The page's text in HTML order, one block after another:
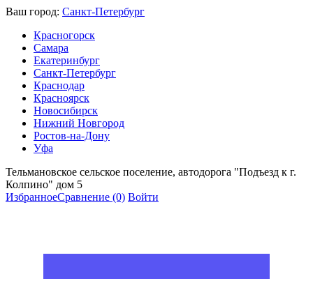
Ваш город: Санкт-Петербург
Красногорск
Самара
Екатеринбург
Санкт-Петербург
Краснодар
Красноярск
Новосибирск
Нижний Новгород
Ростов-на-Дону
Уфа
Тельмановское сельское поселение, автодорога "Подъезд к г.
Колпино" дом 5
ИзбранноеСравнение (0) Войти